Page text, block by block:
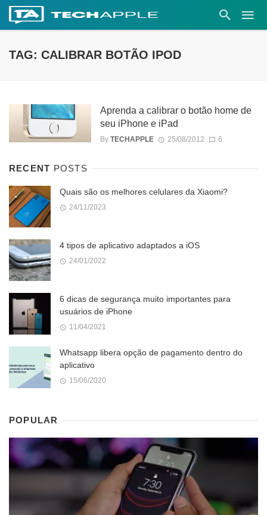
TAG: CALIBRAR BOTÃO IPOD
Aprenda a calibrar o botão home de
seu iPhone e iPad
By TECHAPPLE 25/08/2012 6
RECENT POSTS
Quais são os melhores celulares da Xiaomi?
24/11/2023
4 tipos de aplicativo adaptados a iOS
24/01/2022
6 dicas de segurança muito importantes para
usuários de iPhone
11/04/2021
Whatsapp libera opção de pagamento dentro do
aplicativo
15/06/2020
POPULAR